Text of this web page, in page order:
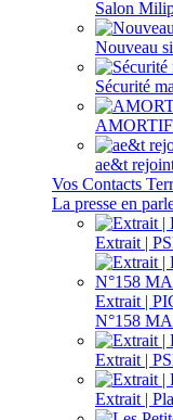
Salon
Nouveau
Sécurité
ae&t
Vos Contacts
La presse en
Extrait |
Extrait |
N°158
Extrait |
Extrait |